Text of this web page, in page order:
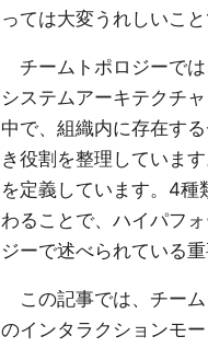
っては大変うれしいこ
チームトポロジーでは
システムアーキテクチ
中で、組織内に存在す
き役割を整理していま
を定義しています。4種
わることで、ハイパフ
ジーで述べられている
この記事では、チー
のインタラクションモ